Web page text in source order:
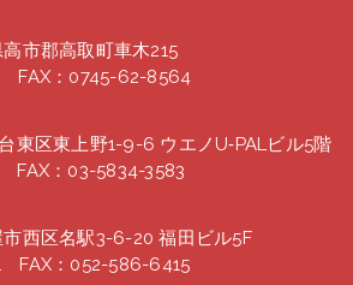
市郡高取町車木215
FAX：0745-62-8564
東区東上野1-9-6 ウエノU‐PALビル5階
FAX：03-5834-3583
西区名駅3-6-20 福田ビル5F
FAX：052-586-6415